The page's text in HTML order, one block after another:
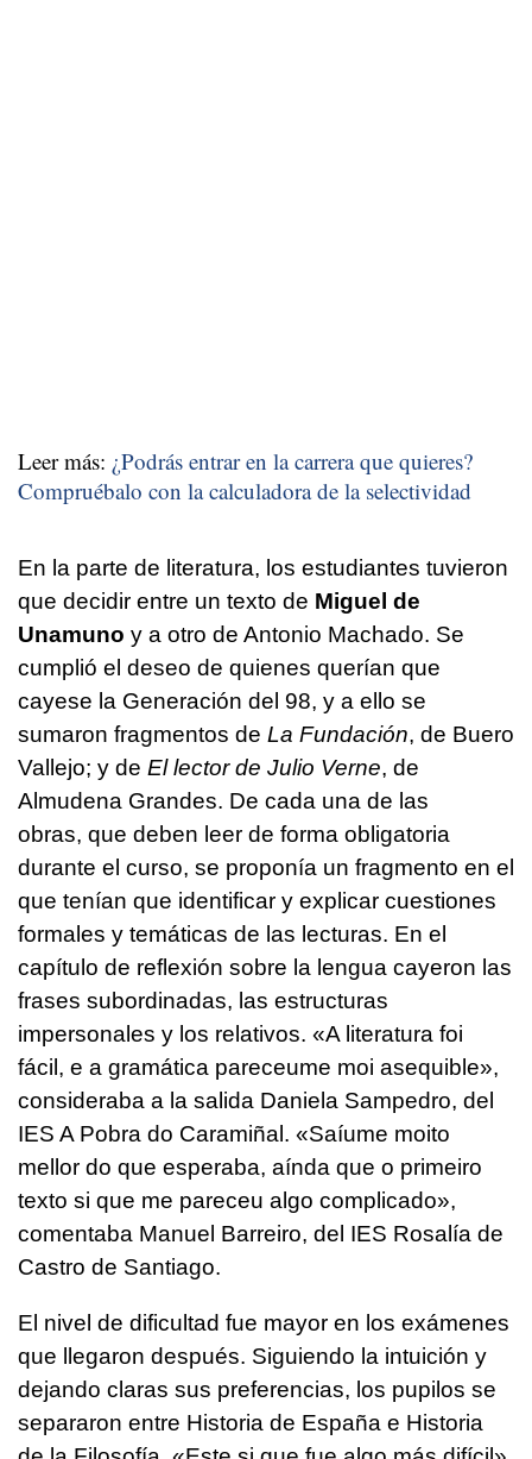
Leer más: ¿Podrás entrar en la carrera que quieres?
Compruébalo con la calculadora de la selectividad
En la parte de literatura, los estudiantes tuvieron
que decidir entre un texto de Miguel de
Unamuno y a otro de Antonio Machado. Se
cumplió el deseo de quienes querían que
cayese la Generación del 98, y a ello se
sumaron fragmentos de La Fundación, de Buero
Vallejo; y de El lector de Julio Verne, de
Almudena Grandes. De cada una de las
obras, que deben leer de forma obligatoria
durante el curso, se proponía un fragmento en el
que tenían que identificar y explicar cuestiones
formales y temáticas de las lecturas. En el
capítulo de reflexión sobre la lengua cayeron las
frases subordinadas, las estructuras
impersonales y los relativos. «A literatura foi
fácil, e a gramática pareceume moi asequible»,
consideraba a la salida Daniela Sampedro, del
IES A Pobra do Caramiñal. «Saíume moito
mellor do que esperaba, aínda que o primeiro
texto si que me pareceu algo complicado»,
comentaba Manuel Barreiro, del IES Rosalía de
Castro de Santiago.
El nivel de dificultad fue mayor en los exámenes
que llegaron después. Siguiendo la intuición y
dejando claras sus preferencias, los pupilos se
separaron entre Historia de España e Historia